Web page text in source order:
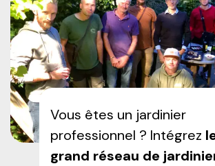
Vous êtes un jardinier
professionnel ? Intégrez
grand réseau de